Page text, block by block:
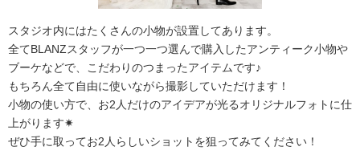
スタジオ内にはたくさんの小物が設置してあります。
全てBLANZスタッフが一つ一つ選んで購入したアンティーク小物や
ブーケなどで、こだわりのつまったアイテムです♪
もちろん全て自由に使いながら撮影していただけます！
小物の使い方で、お2人だけのアイデアが光るオリジナルフォトに仕
上がります✷
ぜひ手に取ってお2人らしいショットを狙ってみてください！